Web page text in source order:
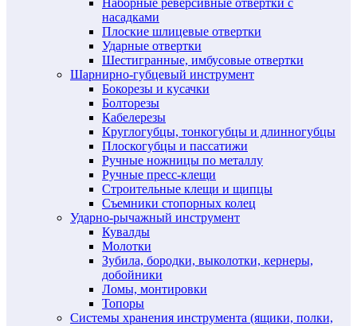
насадками
Плоские шлицевые отвертки
Ударные отвертки
Шестигранные, имбусовые отвертки
Шарнирно-губцевый инструмент
Бокорезы и кусачки
Болторезы
Кабелерезы
Круглогубцы, тонкогубцы и длинногубцы
Плоскогубцы и пассатижи
Ручные ножницы по металлу
Ручные пресс-клещи
Строительные клещи и щипцы
Съемники стопорных колец
Ударно-рычажный инструмент
Кувалды
Молотки
Зубила, бородки, выколотки, кернеры,
добойники
Ломы, монтировки
Топоры
Системы хранения инструмента (ящики, полки,